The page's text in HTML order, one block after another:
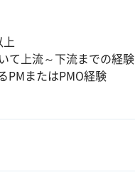
上
て上流～下流までの経験
PMまたはPMO経験